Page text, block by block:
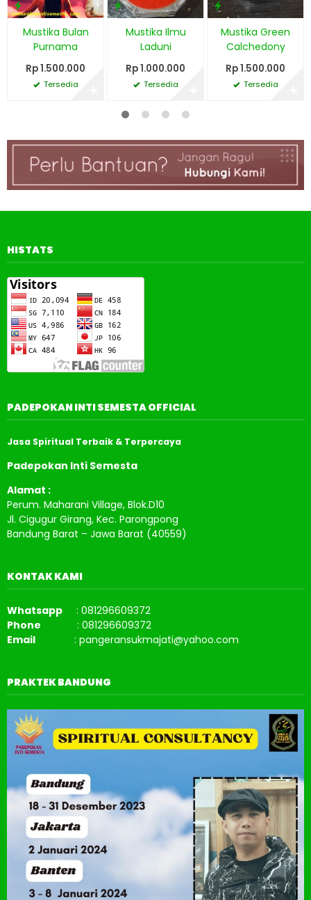
Mustika Bulan
Purnama
Rp 1.500.000
Tersedia
Mustika Ilmu
Laduni
Rp 1.000.000
Tersedia
Mustika Green
Calchedony
Rp 1.500.000
Tersedia
HISTATS
PADEPOKAN INTI SEMESTA OFFICIAL
Jasa Spiritual Terbaik & Terpercaya
Padepokan Inti Semesta
Alamat :
Perum. Maharani Village, Blok.D10
Jl. Cigugur Girang, Kec. Parongpong
Bandung Barat – Jawa Barat (40559)
KONTAK KAMI
Whatsapp : 081296609372
Phone : 081296609372
Email : pangeransukmajati@yahoo.com
PRAKTEK BANDUNG